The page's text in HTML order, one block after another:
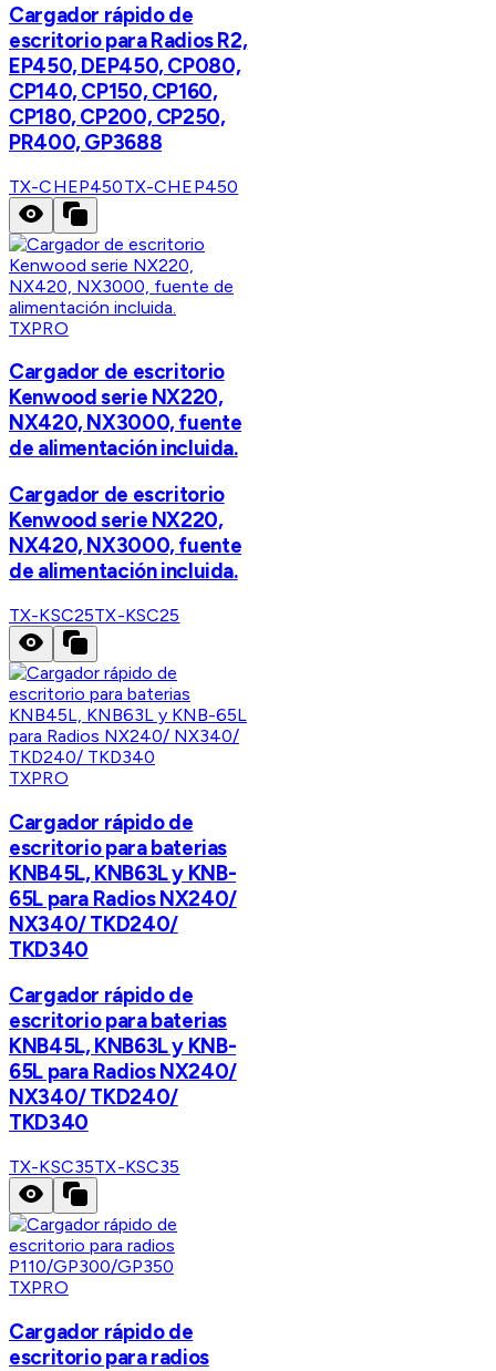
Cargador rápido de
escritorio para Radios R2,
EP450, DEP450, CP080,
CP140, CP150, CP160,
CP180, CP200, CP250,
PR400, GP3688
TX-CHEP450TX-CHEP450
TXPRO
Cargador de escritorio
Kenwood serie NX220,
NX420, NX3000, fuente
de alimentación incluida.
Cargador de escritorio
Kenwood serie NX220,
NX420, NX3000, fuente
de alimentación incluida.
TX-KSC25TX-KSC25
TXPRO
Cargador rápido de
escritorio para baterias
KNB45L, KNB63L y KNB-
65L para Radios NX240/
NX340/ TKD240/
TKD340
Cargador rápido de
escritorio para baterias
KNB45L, KNB63L y KNB-
65L para Radios NX240/
NX340/ TKD240/
TKD340
TX-KSC35TX-KSC35
TXPRO
Cargador rápido de
escritorio para radios